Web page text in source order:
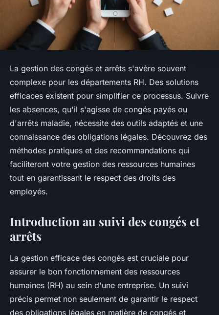
La gestion des congés et arrêts s'avère souvent
complexe pour les départements RH. Des solutions
efficaces existent pour simplifier ce processus. Suivre
les absences, qu'il s'agisse de congés payés ou
d'arrêts maladie, nécessite des outils adaptés et une
connaissance des obligations légales. Découvrez des
méthodes pratiques et des recommandations qui
faciliteront votre gestion des ressources humaines
tout en garantissant le respect des droits des
employés.
Introduction au suivi des congés et
arrêts
La gestion efficace des congés est cruciale pour
assurer le bon fonctionnement des ressources
humaines (RH) au sein d'une entreprise. Un suivi
précis permet non seulement de garantir le respect
des obligations légales en matière de congés et